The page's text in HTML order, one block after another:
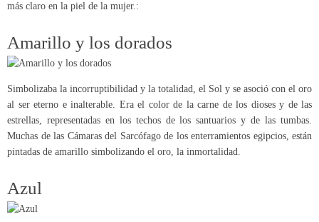
más claro en la piel de la mujer.:
Amarillo y los dorados
Simbolizaba la incorruptibilidad y la totalidad, el Sol y se asoció con el oro
al ser eterno e inalterable. Era el color de la carne de los dioses y de las
estrellas, representadas en los techos de los santuarios y de las tumbas.
Muchas de las Cámaras del Sarcófago de los enterramientos egipcios, están
pintadas de amarillo simbolizando el oro, la inmortalidad.
Azul